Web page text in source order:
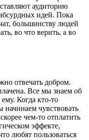
аудиторию
идей. Пока
большинству людей
во что верить, а во
отвечать добром.
Все мы знаем об
Когда кто-то
начинаем чувствовать
чем-то отплатить
эффекте,
любят пользоваться